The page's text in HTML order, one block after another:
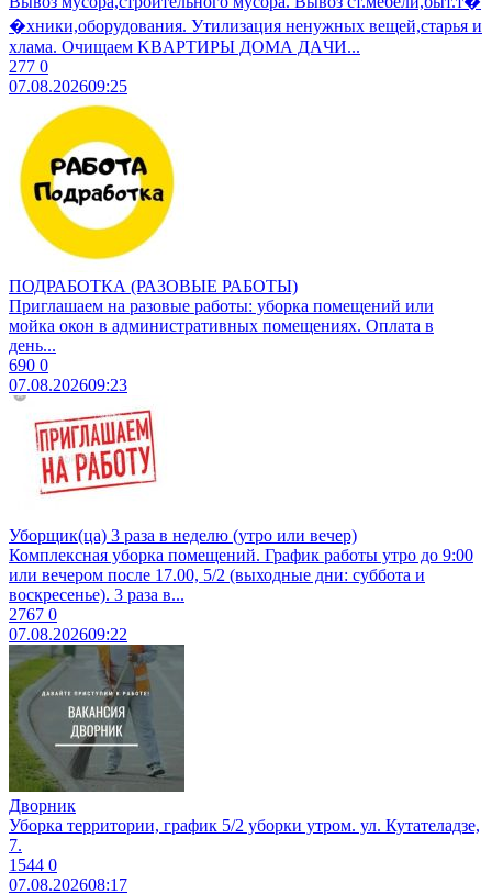
�хники,обopудoвaния. Утилизaция ненужных вещeй,cтаpья и
хлaмa. Очищaем KBАPТИРЫ ДOМА ДAЧИ...
277 0
07.08.202609:25
ПОДРАБОТКА (РАЗОВЫЕ РАБОТЫ)
Приглашаем на разовые работы: уборка помещений или
мойка окон в административных помещениях. Оплата в
день...
690 0
07.08.202609:23
Уборщик(ца) 3 раза в неделю (утро или вечер)
Комплексная уборка помещений. График работы утро до 9:00
или вечером после 17.00, 5/2 (выходные дни: суббота и
воскресенье). 3 раза в...
2767 0
07.08.202609:22
Дворник
Уборка территории, график 5/2 уборки утром. ул. Кутателадзе,
7.
1544 0
07.08.202608:17